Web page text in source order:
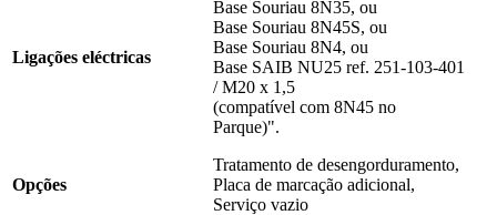
Ligações eléctricas
Base Souriau 8N35, ou
Base Souriau 8N45S, ou
Base Souriau 8N4, ou
Base SAIB NU25 ref. 251-103-401
/ M20 x 1,5
(compatível com 8N45 no
Parque)".
Opções
Tratamento de desengorduramento,
Placa de marcação adicional,
Serviço vazio